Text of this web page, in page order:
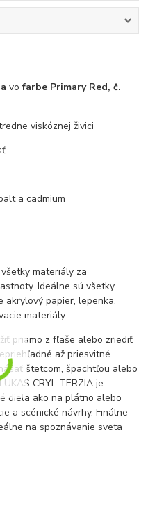
vofarbe Primary Red, č.
viskóznej živici
a cadmium
materiály za
Ideálne sú všetky
akrylový papier, lepenka,
materiály.
priamo z fľaše alebo zriediť
až priesvitné
štetcom, špachtľou alebo
CRYL TERZIA je
diela ako na plátno alebo
a scénické návrhy.Finálne
na spoznávanie sveta